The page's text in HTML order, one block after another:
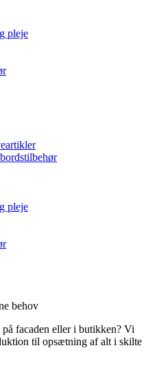
pleje
pleje
behov
facaden eller i butikken? Vi
til opsætning af alt i skilte